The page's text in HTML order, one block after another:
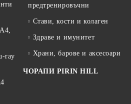
ray
предтренировъчни
Стави, кости и колаген
Здраве и имунитет
Храни, барове и аксесоари
ЧОРАПИ PIRIN HILL